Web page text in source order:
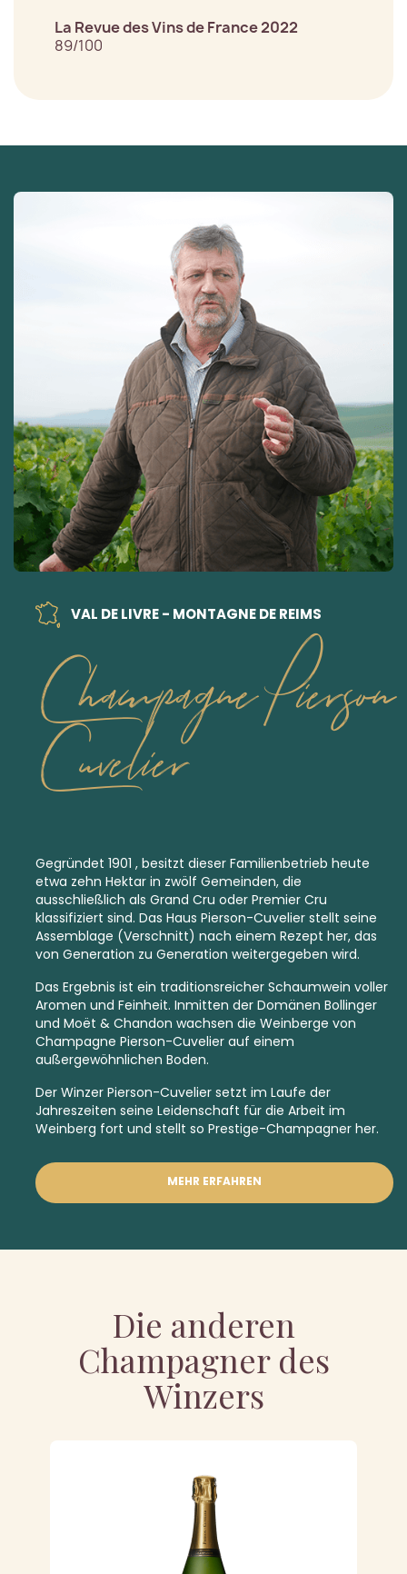
La Revue des Vins de France 2022
89/100
VAL DE LIVRE - MONTAGNE DE REIMS
Champagne Pierson
Cuvelier
Gegründet 1901 , besitzt dieser Familienbetrieb heute
etwa zehn Hektar in zwölf Gemeinden, die
ausschließlich als Grand Cru oder Premier Cru
klassifiziert sind. Das Haus Pierson-Cuvelier stellt seine
Assemblage (Verschnitt) nach einem Rezept her, das
von Generation zu Generation weitergegeben wird.
Das Ergebnis ist ein traditionsreicher Schaumwein voller
Aromen und Feinheit. Inmitten der Domänen Bollinger
und Moët & Chandon wachsen die Weinberge von
Champagne Pierson-Cuvelier auf einem
außergewöhnlichen Boden.
Der Winzer Pierson-Cuvelier setzt im Laufe der
Jahreszeiten seine Leidenschaft für die Arbeit im
Weinberg fort und stellt so Prestige-Champagner her.
MEHR ERFAHREN
Die anderen
Champagner des
Winzers